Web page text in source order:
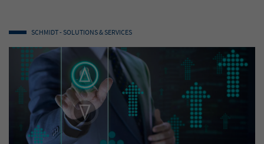
SCHMIDT - SOLUTIONS & SERVICES